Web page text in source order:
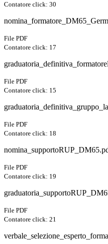
Contatore click: 30
File PDF
Contatore click: 17
File PDF
Contatore click: 15
File PDF
Contatore click: 18
File PDF
Contatore click: 19
File PDF
Contatore click: 21